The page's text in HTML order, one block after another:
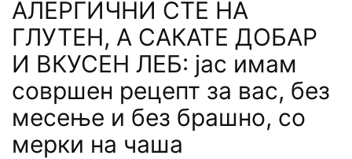
АЛЕРГИЧНИ СТЕ НА
ГЛУТЕН, А САКАТЕ ДОБАР
И ВКУСЕН ЛЕБ: јас имам
совршен рецепт за вас, без
месење и без брашно, со
мерки на чаша